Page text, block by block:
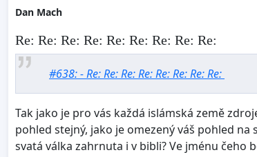
Dan Mach
Re: Re: Re: Re: Re: Re: Re: Re: Re:
#638: - Re: Re: Re: Re: Re: Re: Re: Re:
Tak jako je pro vás každá islámská země
pohled stejný, jako je omezený váš pohled
svatá válka zahrnuta i v bibli? Ve jménu čeho